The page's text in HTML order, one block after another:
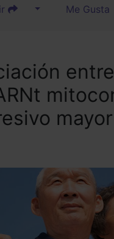
Me